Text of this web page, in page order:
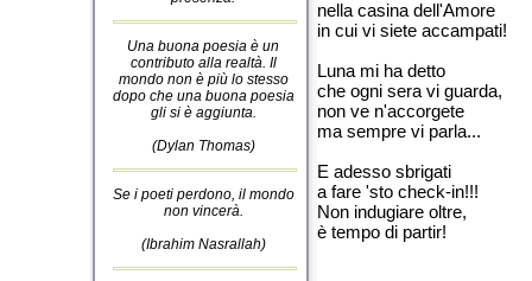
Una buona poesia è un
contributo alla realtà. Il
mondo non è più lo stesso
dopo che una buona poesia
gli si è aggiunta.
(Dylan Thomas)
Se i poeti perdono, il mondo
non vincerà.
(Ibrahim Nasrallah)
nella casina dell'Amore
in cui vi siete accampati!
Luna mi ha detto
che ogni sera vi guarda,
non ve n'accorgete
ma sempre vi parla...
E adesso sbrigati
a fare 'sto check-in!!!
Non indugiare oltre,
è tempo di partir!